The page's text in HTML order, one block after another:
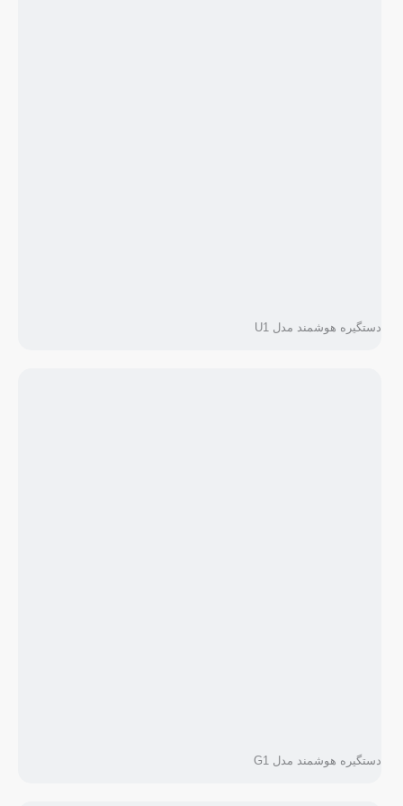
دستگیره هوشمند مدل U1
دستگیره هوشمند مدل G1